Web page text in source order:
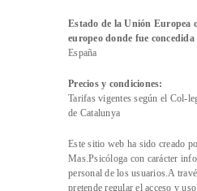
Estado de la Unión Europea
europeo donde fue
España
Precios y condiciones:
Tarifas vigentes según el Col-
de Catalunya
Este sitio web ha sido creado
Mas.Psicóloga con carácter
personal de los usuarios.A
pretende regular el acceso y